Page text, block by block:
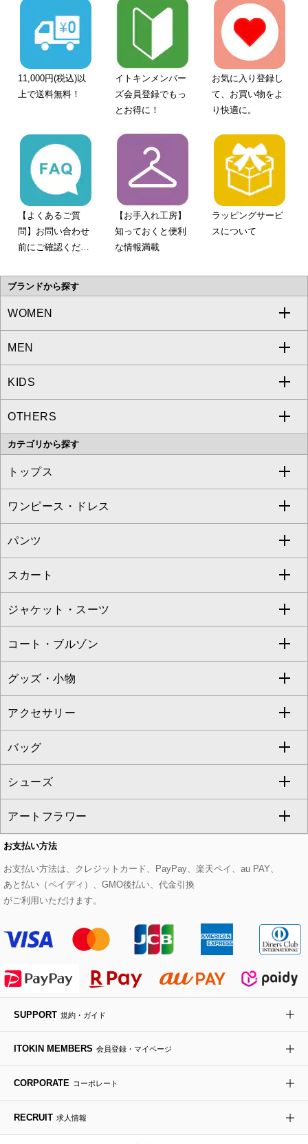
11,000円(税込)以
上で送料無料！
イトキンメンバー
ズ会員登録でもっ
とお得に！
お気に入り登録し
て、お買い物をよ
り快適に。
【よくあるご質
問】お問い合わせ
前にご確認くださ
【お手入れ工房】
知っておくと便利
な情報満載
ラッピングサービ
スについて
ブランドから探す
WOMEN
a.v.v
MICHEL KLEIN
MK MICHEL KLEIN
OFUON le MK
eur3
Maison de CINQ
MK MICHEL KLEIN BAG
HIROKO KOSHINO
MEN
a.v.v
MICHEL KLEIN HOMME
MK MICHEL KLEIN HOMME
KIDS
a.v.v
OTHERS
MK MICHEL KLEIN BAG
カテゴリから探す
トップス
すべてのトップス
カットソー・Tシャツ
ブラウス・シャツ
ニット・セーター
カーディガン
アンサンブルセット
ベスト・ジレ
パーカー
タンクトップ・キャミソール
スウェット・ジャージー
その他のトップス
ワンピース・ドレス
すべてのワンピース・ドレス
ワンピース
ドレス
チュニック
ジャンパースカート
その他のワンピース・ドレス
パンツ
すべてのパンツ
フルレングスパンツ
クロップド・半端丈パンツ
ガウチョ・ワイドパンツ
ハーフ・ショート丈パンツ
サロペット・オールインワン
その他のパンツ
スカート
すべてのスカート
ロング・マキシ丈スカート
ひざ丈スカート
ミモレ丈スカート
ショート・ミニ丈スカート
その他のスカート
ジャケット・スーツ
すべてのジャケット・スーツ
テーラードジャケット
ノーカラージャケット
セットアップ
セットアップジャケット
セットアップパンツ
セットアップスカート
セットアップワンピース
コート・ブルゾン
すべてのコート・ブルゾン
トレンチコート
ピーコート
ダッフルコート
チェスターコート
モッズコート
ステンカラーコート
ライダースジャケット
デニムジャケット
ダウンジャケット・コート
グッズ・小物
すべてのグッズ・小物
マスク
ストール・マフラー・スヌード
ベルト・サスペンダー
帽子
ヘアアクセサリー
ハンカチ・バンダナ
手袋
チャーム・ストラップ
アクセサリー
すべてのアクセサリー
ネックレス
ピアス・イヤリング
ブレスレット・バングル
ブローチ・コサージュ
バッグ
すべてのバッグ
トートバッグ
ショルダーバッグ
ボストンバッグ
バックパック・リュック
ボディバッグ・メッセンジャーバッグ
トラベルバッグ
シューズ
すべてのシューズ
パンプス
スニーカー
フラットシューズ
ローファー
ドレスシューズ
アートフラワー
すべてのアートフラワー
ローズ
カサブランカ・カラー
ラナンキュラス
ポプリアレンジ＆フレグランス
お支払い方法
お支払い方法は、クレジットカード、PayPay、楽天ペイ、au PAY、
あと払い（ペイディ）、GMO後払い、代金引換
がご利用いただけます。
SUPPORT 規約・ガイド
ITOKIN MEMBERS 会員登録・マイページ
CORPORATE コーポレート
RECRUIT 求人情報